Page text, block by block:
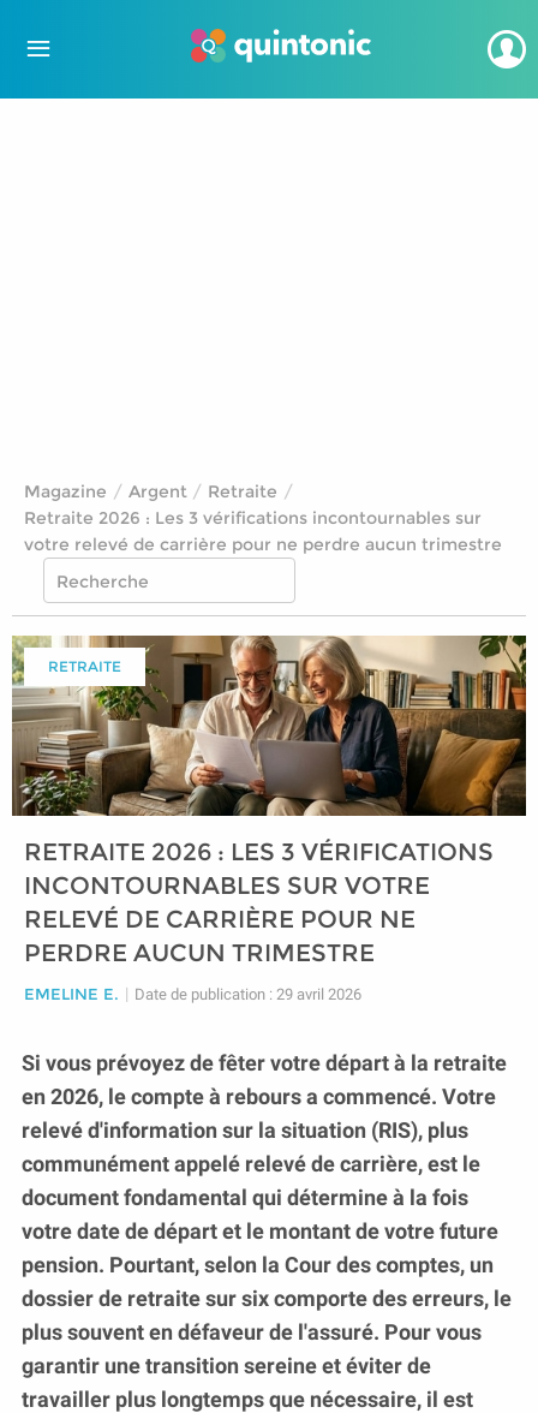
Magazine Argent
Retraite
Retraite 2026 : Les 3 vérifications incontournables sur
votre relevé de carrière pour ne perdre aucun trimestre
RETRAITE
RETRAITE 2026 : LES 3 VÉRIFICATIONS
INCONTOURNABLES SUR VOTRE
RELEVÉ DE CARRIÈRE POUR NE
PERDRE AUCUN TRIMESTRE
EMELINE E. | Date de publication : 29 avril 2026
Si vous prévoyez de fêter votre départ à la retraite
en 2026, le compte à rebours a commencé. Votre
relevé d'information sur la situation (RIS), plus
communément appelé relevé de carrière, est le
document fondamental qui détermine à la fois
votre date de départ et le montant de votre future
pension. Pourtant, selon la Cour des comptes, un
dossier de retraite sur six comporte des erreurs, le
plus souvent en défaveur de l'assuré. Pour vous
garantir une transition sereine et éviter de
travailler plus longtemps que nécessaire, il est